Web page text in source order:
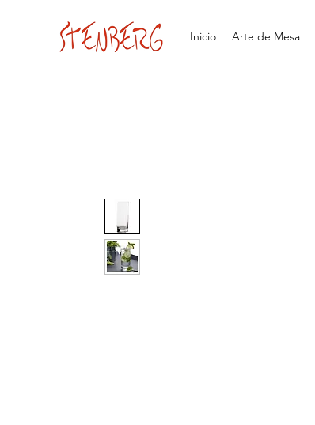
Inicio Arte de Mesa